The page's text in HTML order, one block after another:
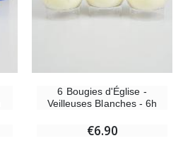
6 Bougies d'Église -
Veilleuses Blanches - 6h
€6.90